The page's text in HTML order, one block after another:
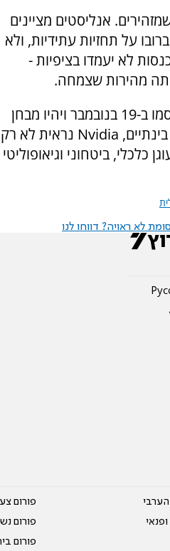
אנליסטים מציינים
על תחזיות עתידיות, ולא
לא יעמדו בציפיות -
מהירות שצמחה.
דוחות הרבעון הקרוב יתפרסמו ב-19 בנובמבר ויהיו מבחן
ראשון להייפ סביב החברה. בינתיים, Nvidia נראית לא רק
כלכלי, ביטחוני וגיאופוליטי
לא ראויה? דווחו לנו
פורום
פורום
פורום